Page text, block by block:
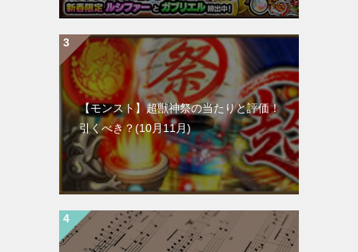
【モンスト】超獣神祭の当たりと評価！
引くべき？(10月11月)